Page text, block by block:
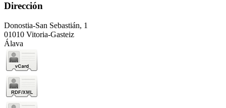
Dirección
Donostia-San Sebastián, 1
01010 Vitoria-Gasteiz
Álava